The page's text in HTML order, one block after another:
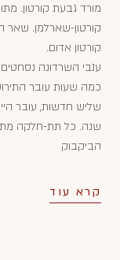
קורטון-שארלמן. שאר
קורטון אדום.
ענבי השרדונה
כמה שעות עובר
שליש חדשות, עובר
שנה. כל תת-חלקה
הביקבוק
קרא עוד